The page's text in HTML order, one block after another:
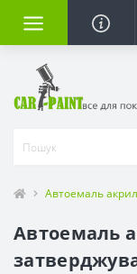
Автоемаль
Автоемаль